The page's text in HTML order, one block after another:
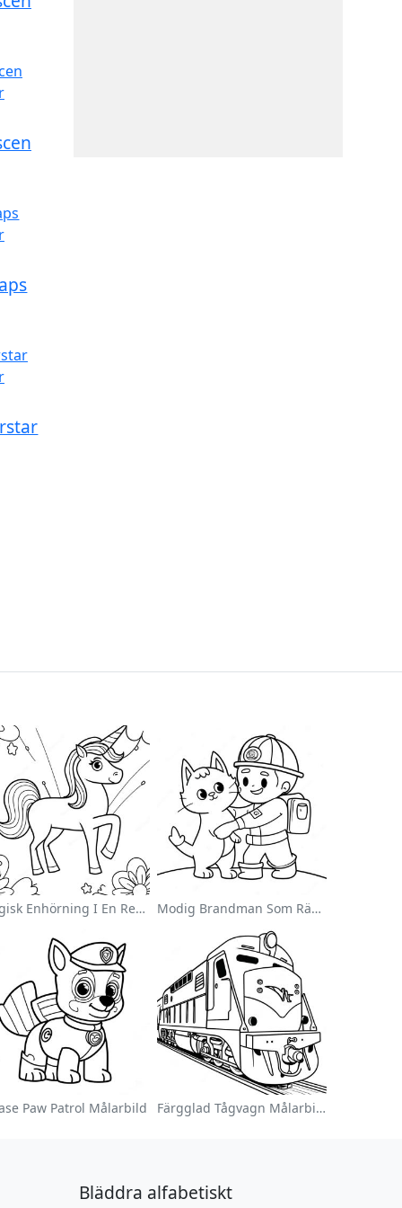
Magisk Enhörning I En Regnbåge Målarbild Modig Brandman Som Räddar En Katt Målarbild
Paw Patrol Målarbild Färgglad Tågvagn Målarbild
Bläddra alfabetiskt